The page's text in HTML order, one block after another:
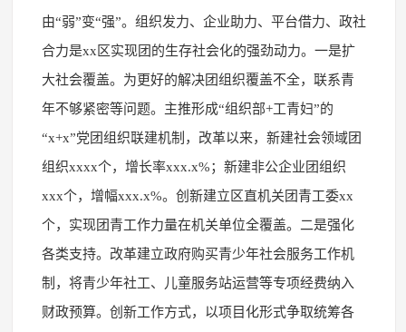
由“弱”变“强”。组织发力、企业助力、平台借力、政社
合力是xx区实现团的生存社会化的强劲动力。一是扩
大社会覆盖。为更好的解决团组织覆盖不全，联系青
年不够紧密等问题。主推形成“组织部+工青妇”的
“x+x”党团组织联建机制，改革以来，新建社会领域团
组织xxxx个，增长率xxx.x%；新建非公企业团组织
xxx个，增幅xxx.x%。创新建立区直机关团青工委xx
个，实现团青工作力量在机关单位全覆盖。二是强化
各类支持。改革建立政府购买青少年社会服务工作机
制，将青少年社工、儿童服务站运营等专项经费纳入
财政预算。创新工作方式，以项目化形式争取统筹各